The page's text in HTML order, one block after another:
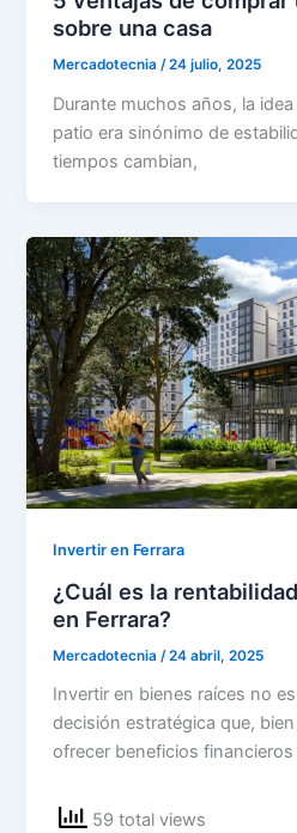
sobre una casa
Mercadotecnia/24 julio, 2025
Durante muchos años, la
patio era sinónimo de
tiempos cambian,
Invertir en Ferrara
¿Cuál es la
en Ferrara?
Mercadotecnia /24 abril, 2025
Invertir en bienes raíces no
decisión estratégica que,
ofrecer beneficios financieros
59 total views